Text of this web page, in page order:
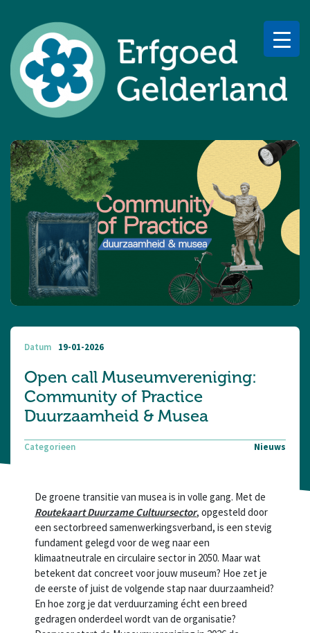
Datum 19-01-2026
Open call Museumvereniging:
Community of Practice
Duurzaamheid & Musea
Categorieen Nieuws
De groene transitie van musea is in volle gang. Met de
Routekaart Duurzame Cultuursector, opgesteld door
een sectorbreed samenwerkingsverband, is een stevig
fundament gelegd voor de weg naar een
klimaatneutrale en circulaire sector in 2050. Maar wat
betekent dat concreet voor jouw museum? Hoe zet je
de eerste of juist de volgende stap naar duurzaamheid?
En hoe zorg je dat verduurzaming écht een breed
gedragen onderdeel wordt van de organisatie?